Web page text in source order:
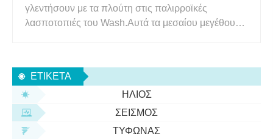
γλεντήσουν με τα πλούτη στις παλιρροϊκές
λασποτοπιές του Wash.Αυτά τα μεσαίου μεγέθους
τους. Κατά τη διάρκεια της αναπαραγωγικής
περιόδου το φτέρωμά τους
ΕΤΙΚΈΤΑ
ΉΛΙΟΣ
ΣΕΙΣΜΌΣ
ΤΥΦΏΝΑΣ